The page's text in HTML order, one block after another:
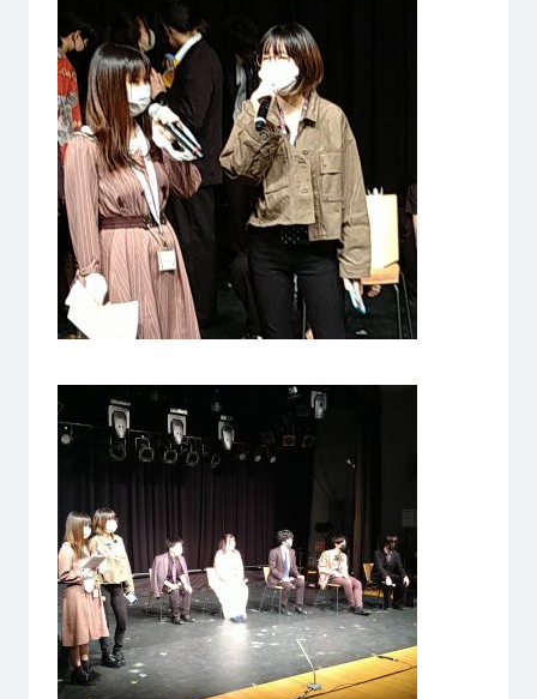
NEWS&TOPICS
プライバシーポリシー サイトマップ
Copyright © Technos College. All Rights Reserved.